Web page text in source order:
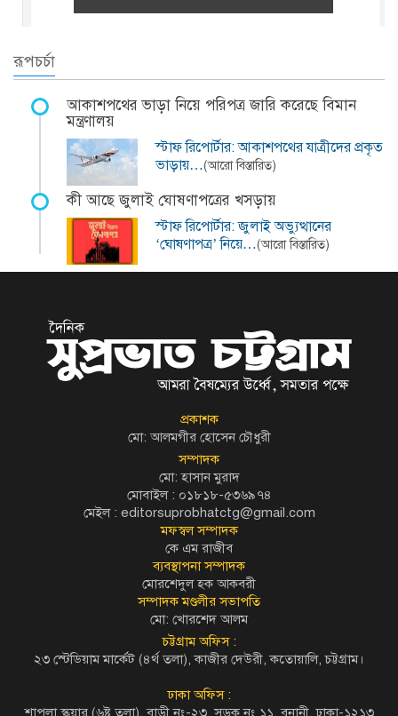
রূপচর্চা
আকাশপথের ভাড়া নিয়ে পরিপত্র জারি করেছে বিমান
মন্ত্রণালয়
স্টাফ রিপোর্টার: আকাশপথের যাত্রীদের প্রকৃত
ভাড়ায়…(আরো বিস্তারিত)
কী আছে জুলাই ঘোষণাপত্রের খসড়ায়
স্টাফ রিপোর্টার: জুলাই অভ্যুত্থানের
‘ঘোষণাপত্র’ নিয়ে…(আরো বিস্তারিত)
প্রকাশক
মো: আলমগীর হোসেন চৌধুরী
সম্পাদক
মো: হাসান মুরাদ
মোবাইল : ০১৮১৮-৫৩৬৯৭৪
মেইল : editorsuprobhatctg@gmail.com
মফস্বল সম্পাদক
কে এম রাজীব
ব্যবস্থাপনা সম্পাদক
মোরশেদুল হক আকবরী
সম্পাদক মণ্ডলীর সভাপতি
মো: খোরশেদ আলম
চট্টগ্রাম অফিস :
২৩ স্টেডিয়াম মার্কেট (৪র্থ তলা), কাজীর দেউরী, কতোয়ালি, চট্টগ্রাম।
ঢাকা অফিস :
শাপলা স্কয়ার (৬ষ্ট তলা), বাড়ী নং-২৩, সড়ক নং ১১, বনানী, ঢাকা-১২১৩